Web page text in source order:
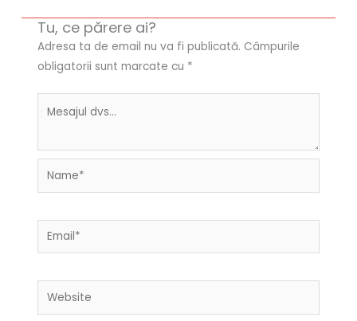
Tu, ce părere ai?
Adresa ta de email nu va fi publicată. Câmpurile
obligatorii sunt marcate cu *
Name*
Email*
Website